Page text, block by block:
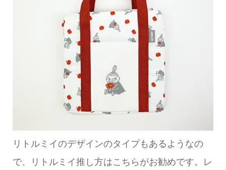
リトルミイのデザインのタイプもあるようなの
で、リトルミイ推し方はこちらがお勧めです。レ